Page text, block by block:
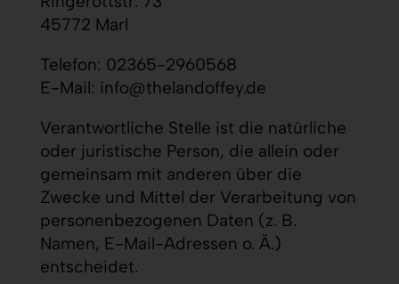
45772 Marl
Telefon: 02365-2960568
E-Mail: info@thelandoffey.de
Verantwortliche Stelle ist die natürliche
oder juristische Person, die allein oder
gemeinsam mit anderen über die
Zwecke und Mittel der Verarbeitung von
personenbezogenen Daten (z. B.
Namen, E-Mail-Adressen o. Ä.)
entscheidet.